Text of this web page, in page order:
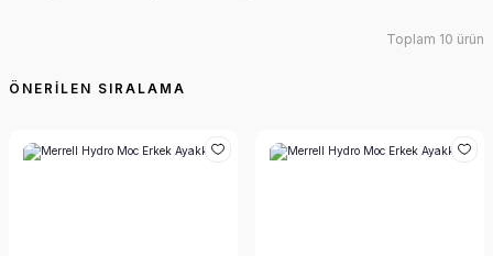
Toplam 10 ürün